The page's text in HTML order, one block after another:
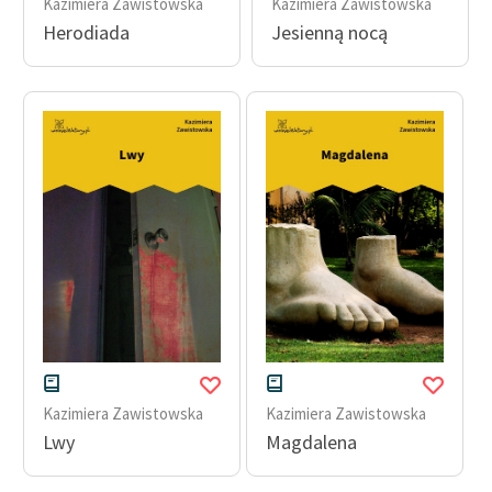
feministycznej
Ręce pełne poezji
Kolekcje edukacyjne
twórców przechodzących
do domeny publicznej,
lektur szkolnych oraz
Odkurzamy bohaterów
Szkoła Poezji Wolnych
O nas
Kontakt
O projekcie
Herodiada Jesienną nocą
Kazimiera Zawistowska
Lwy
Kazimiera Zawistowska
Magdalena